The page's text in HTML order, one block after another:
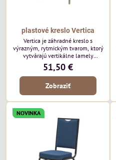
plastové kreslo Vertica
Vertica je záhradné kreslo s
výrazným, rytmickým tvarom, ktorý
vytvárajú vertikálne lamely
operadla a sedadla. Jej otvorený
dizajn jej dodáva ľahký, vzdušný
vzhľad a robí z nej perfektný
doplnok moderných vonkajších
pozornosť svojimi detailmi bez toho,
aby dominoval priestoru. Bude
vyzerať skvele vo vonkajších
jedálenských priestoroch, pri
bistrových stoloch a v...
51,50 €
Zobraziť
NOVINKA